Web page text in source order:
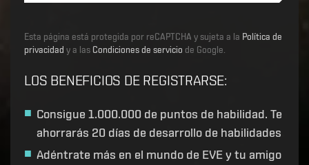
Esta página está protegida por reCAPTCHA y sujeta a la Política de
privacidad y a las Condiciones de servicio de Google.
LOS BENEFICIOS DE REGISTRARSE:
Consigue 1.000.000 de puntos de habilidad. Te
ahorrarás 20 días de desarrollo de habilidades
Adéntrate más en el mundo de EVE y tu amigo